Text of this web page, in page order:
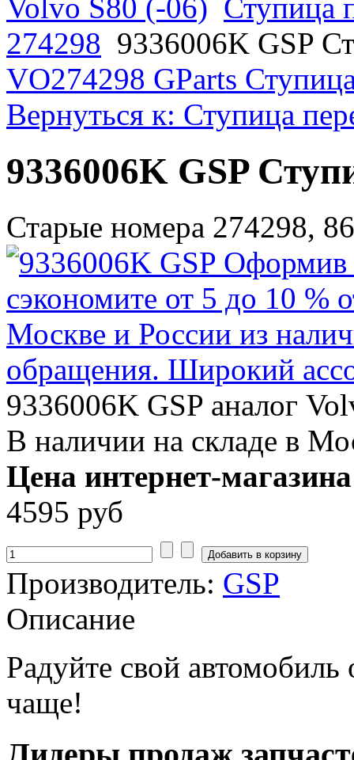
Volvo S80 (-06) Ступица
274298 9336006K GSP
VO274298 GParts
Вернуться к: Ступица
9336006K GSP
Старые номера 274298,
9336006K GSP аналог
В наличии на складе в
Цена интернет-
4595 руб
Производитель: GSP
Описание
Радуйте свой
чаще!